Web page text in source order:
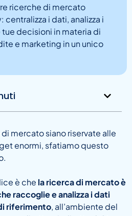
ricerche di mercato
i dati, analizza i
decisioni in materia di
e marketing in un unico
mercato siano riservate alle
enormi, sfatiamo questo
è che la ricerca di mercato è
raccoglie e analizza i dati
riferimento, all’ambiente del